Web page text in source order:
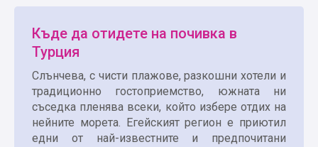
Къде да отидете на почивка в
Турция
Слънчева, с чисти плажове, разкошни хотели и
традиционно гостоприемство, южната ни
съседка пленява всеки, който избере отдих на
нейните морета. Егейският регион е приютил
едни от най-известните и предпочитани